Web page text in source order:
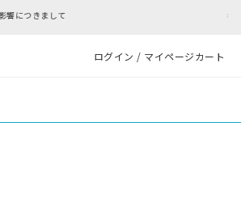
ログイン / マイページカート